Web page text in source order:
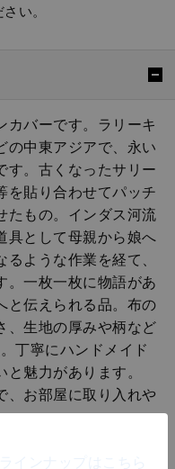
い。
カバーです。ラリーキ
の中東アジアで、永い
す。古くなったサリー
を貼り合わせてパッチ
たもの。インダス河流
具として母親から娘へ
ような作業を経て、
。一枚一枚に物語があ
と伝えられる品。布の
、生地の厚みや柄など
丁寧にハンドメイド
魅力があります。
、お部屋に取り入れや